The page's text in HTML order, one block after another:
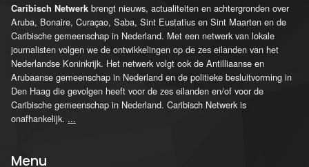
Caribisch Netwerk brengt nieuws, actualiteiten en achtergronden over
Aruba, Bonaire, Curaçao, Saba, Sint Eustatius en Sint Maarten en de
Caribische gemeenschap in Nederland. Met een netwerk van lokale
journalisten volgen we de ontwikkelingen op de zes eilanden van het
Nederlandse Koninkrijk. Het netwerk volgt ook de Antilliaanse en
Arubaanse gemeenschap in Nederland en de politieke besluitvorming in
Den Haag die gevolgen heeft voor de zes eilanden en/of voor de
Caribische gemeenschap in Nederland. Caribisch Netwerk is
onafhankelijk. ...
Menu